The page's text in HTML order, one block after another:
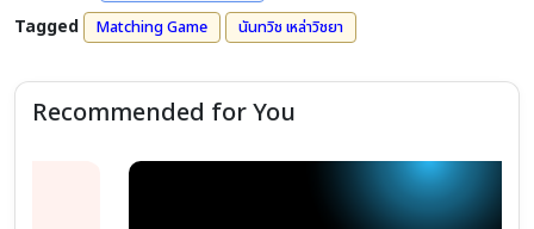
Tagged Matching Game นันทวิช เหล่าวิชยา
Recommended for You